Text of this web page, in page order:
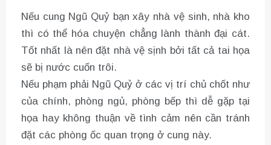
Nếu cung Ngũ Quỷ bạn xây nhà vệ sinh, nhà kho
thì có thể hóa chuyện chẳng lành thành đại cát.
Tốt nhất là nên đặt nhà vệ sịnh bởi tất cả tai họa
sẽ bị nước cuốn trôi.
Nếu phạm phải Ngũ Quỷ ở các vị trí chủ chốt như
của chính, phòng ngủ, phòng bếp thì dễ gặp tại
họa hay không thuận về tình cảm nên cần tránh
đặt các phòng ốc quan trọng ở cung này.